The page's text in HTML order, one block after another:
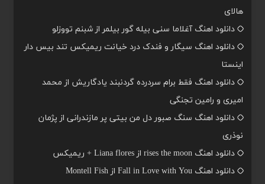
هالای
دانلود اهنگ آغلاما سنی بیله گور بیلمر از شبنم تووزلو
دانلود اهنگ سیگار و فندک درد خیانت ریمیکس تند بیس دار
اینستا
دانلود اهنگ فقط برام سردرده گردنبند یادگاریش از محمد
امیری و رامین تجنگی
دانلود اهنگ سنگ صبور دل من بیتی پر مازندرانی از پژمان
نوذری
دانلود اهنگ rises the moon از Liana flores + ریمیکس
دانلود اهنگ Fall in Love with You از Montell Fish